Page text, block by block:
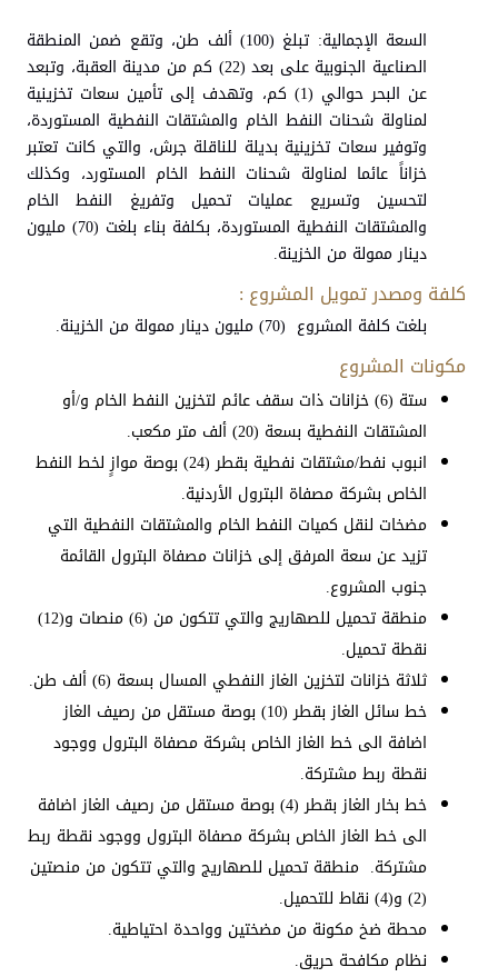
السعة الإجمالية: تبلغ (100) ألف طن، وتقع ضمن المنطقة
الصناعية الجنوبية على بعد (22) كم من مدينة العقبة، وتبعد
عن البحر حوالي (1) كم، وتهدف إلى تأمين سعات تخزينية
لمناولة شحنات النفط الخام والمشتقات النفطية المستوردة،
وتوفير سعات تخزينية بديلة للناقلة جرش، والتي كانت تعتبر
خزاناً عائما لمناولة شحنات النفط الخام المستورد، وكذلك
لتحسين وتسريع عمليات تحميل وتفريغ النفط الخام
والمشتقات النفطية المستوردة، بكلفة بناء بلغت (70) مليون
دينار ممولة من الخزينة.
كلفة ومصدر تمويل المشروع :
بلغت كلفة المشروع (70) مليون دينار ممولة من الخزينة.
مكونات المشروع
ستة (6) خزانات ذات سقف عائم لتخزين النفط الخام و/أو
المشتقات النفطية بسعة (20) ألف متر مكعب.
انبوب نفط/مشتقات نفطية بقطر (24) بوصة موازٍ لخط النفط
الخاص بشركة مصفاة البترول الأردنية.
مضخات لنقل كميات النفط الخام والمشتقات النفطية التي
تزيد عن سعة المرفق إلى خزانات مصفاة البترول القائمة
جنوب المشروع.
منطقة تحميل للصهاريج والتي تتكون من (6) منصات و(12)
نقطة تحميل.
ثلاثة خزانات لتخزين الغاز النفطي المسال بسعة (6) ألف طن.
خط سائل الغاز بقطر (10) بوصة مستقل من رصيف الغاز
اضافة الى خط الغاز الخاص بشركة مصفاة البترول ووجود
نقطة ربط مشتركة.
خط بخار الغاز بقطر (4) بوصة مستقل من رصيف الغاز اضافة
الى خط الغاز الخاص بشركة مصفاة البترول ووجود نقطة ربط
مشتركة. منطقة تحميل للصهاريج والتي تتكون من منصتين
(2) و(4) نقاط للتحميل.
محطة ضخ مكونة من مضختين وواحدة احتياطية.
نظام مكافحة حريق.